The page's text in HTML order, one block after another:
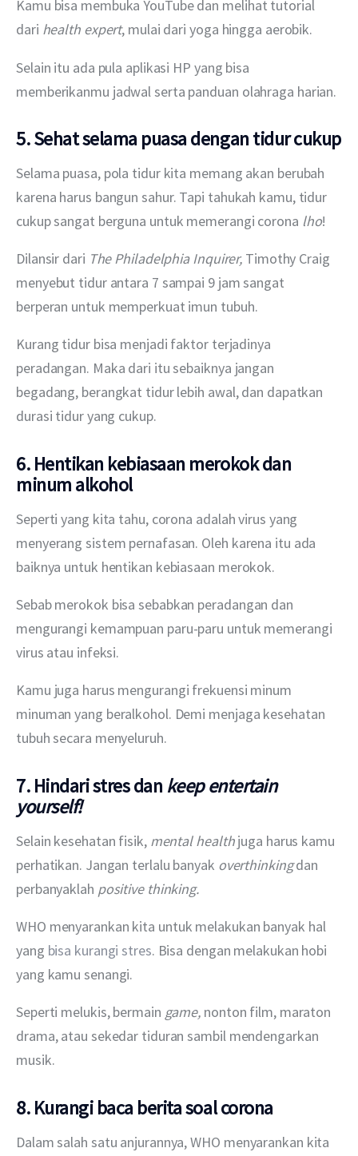
Kamu bisa membuka YouTube dan melihat tutorial
dari health expert, mulai dari yoga hingga aerobik.
Selain itu ada pula aplikasi HP yang bisa
memberikanmu jadwal serta panduan olahraga harian.
5. Sehat selama puasa dengan tidur cukup
Selama puasa, pola tidur kita memang akan berubah
karena harus bangun sahur. Tapi tahukah kamu, tidur
cukup sangat berguna untuk memerangi corona lho!
Dilansir dari The Philadelphia Inquirer, Timothy Craig
menyebut tidur antara 7 sampai 9 jam sangat
berperan untuk memperkuat imun tubuh.
Kurang tidur bisa menjadi faktor terjadinya
peradangan. Maka dari itu sebaiknya jangan
begadang, berangkat tidur lebih awal, dan dapatkan
durasi tidur yang cukup.
6. Hentikan kebiasaan merokok dan
minum alkohol
Seperti yang kita tahu, corona adalah virus yang
menyerang sistem pernafasan. Oleh karena itu ada
baiknya untuk hentikan kebiasaan merokok.
Sebab merokok bisa sebabkan peradangan dan
mengurangi kemampuan paru-paru untuk memerangi
virus atau infeksi.
Kamu juga harus mengurangi frekuensi minum
minuman yang beralkohol. Demi menjaga kesehatan
tubuh secara menyeluruh.
7. Hindari stres dan keep entertain
yourself!
Selain kesehatan fisik, mental health juga harus kamu
perhatikan. Jangan terlalu banyak overthinking dan
perbanyaklah positive thinking.
WHO menyarankan kita untuk melakukan banyak hal
yang bisa kurangi stres. Bisa dengan melakukan hobi
yang kamu senangi.
Seperti melukis, bermain game, nonton film, maraton
drama, atau sekedar tiduran sambil mendengarkan
musik.
8. Kurangi baca berita soal corona
Dalam salah satu anjurannya, WHO menyarankan kita